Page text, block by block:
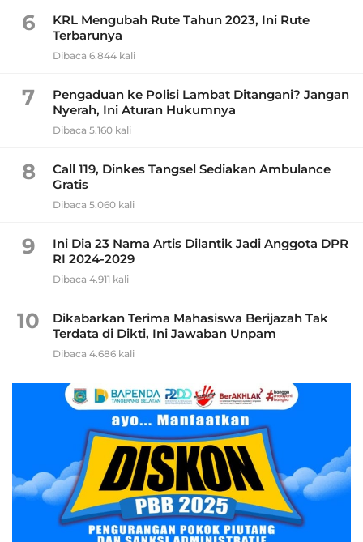
6
KRL Mengubah Rute Tahun 2023, Ini Rute
Terbarunya
Dibaca 6.844 kali
7
Pengaduan ke Polisi Lambat Ditangani? Jangan
Nyerah, Ini Aturan Hukumnya
Dibaca 5.160 kali
8
Call 119, Dinkes Tangsel Sediakan Ambulance
Gratis
Dibaca 5.060 kali
9
Ini Dia 23 Nama Artis Dilantik Jadi Anggota DPR
RI 2024-2029
Dibaca 4.911 kali
10
Dikabarkan Terima Mahasiswa Berijazah Tak
Terdata di Dikti, Ini Jawaban Unpam
Dibaca 4.686 kali